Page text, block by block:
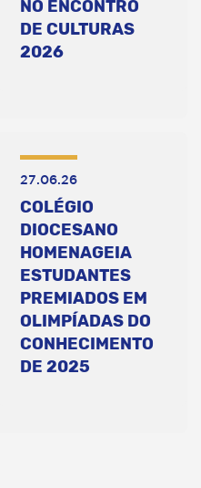
NO ENCONTRO
DE CULTURAS
2026
27.06.26
COLÉGIO
DIOCESANO
HOMENAGEIA
ESTUDANTES
PREMIADOS EM
OLIMPÍADAS DO
CONHECIMENTO
DE 2025